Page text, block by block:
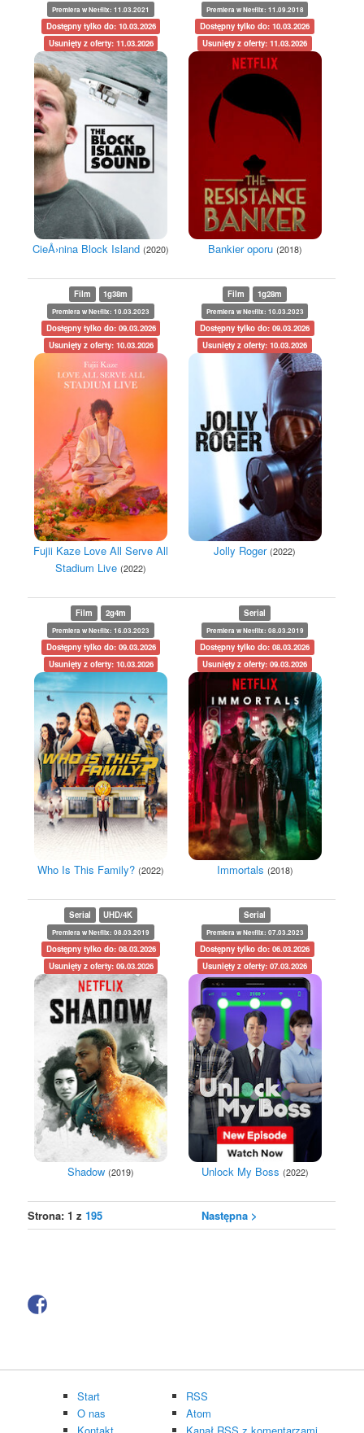
Premiera w Netflix: 11.03.2021
Dostępny tylko do: 10.03.2026
Usunięty z oferty: 11.03.2026
CieÅ›nina Block Island (2020)
Premiera w Netflix: 11.09.2018
Dostępny tylko do: 10.03.2026
Usunięty z oferty: 11.03.2026
Bankier oporu (2018)
Film 1g38m
Premiera w Netflix: 10.03.2023
Dostępny tylko do: 09.03.2026
Usunięty z oferty: 10.03.2026
Fujii Kaze Love All Serve All
Stadium Live (2022)
Film 1g28m
Premiera w Netflix: 10.03.2023
Dostępny tylko do: 09.03.2026
Usunięty z oferty: 10.03.2026
Jolly Roger (2022)
Film 2g4m
Premiera w Netflix: 16.03.2023
Dostępny tylko do: 09.03.2026
Usunięty z oferty: 10.03.2026
Who Is This Family? (2022)
Serial
Premiera w Netflix: 08.03.2019
Dostępny tylko do: 08.03.2026
Usunięty z oferty: 09.03.2026
Immortals (2018)
Serial UHD/4K
Premiera w Netflix: 08.03.2019
Dostępny tylko do: 08.03.2026
Usunięty z oferty: 09.03.2026
Shadow (2019)
Serial
Premiera w Netflix: 07.03.2023
Dostępny tylko do: 06.03.2026
Usunięty z oferty: 07.03.2026
Unlock My Boss (2022)
Strona: 1 z195 Następna >
Start
O nas
RSS
Atom